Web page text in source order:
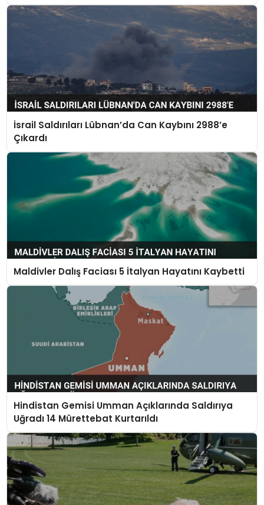
İsrail Saldırıları Lübnan’da Can Kaybını 2988’e
Çıkardı
Maldivler Dalış Faciası 5 İtalyan Hayatını Kaybetti
Hindistan Gemisi Umman Açıklarında Saldırıya
Uğradı 14 Mürettebat Kurtarıldı